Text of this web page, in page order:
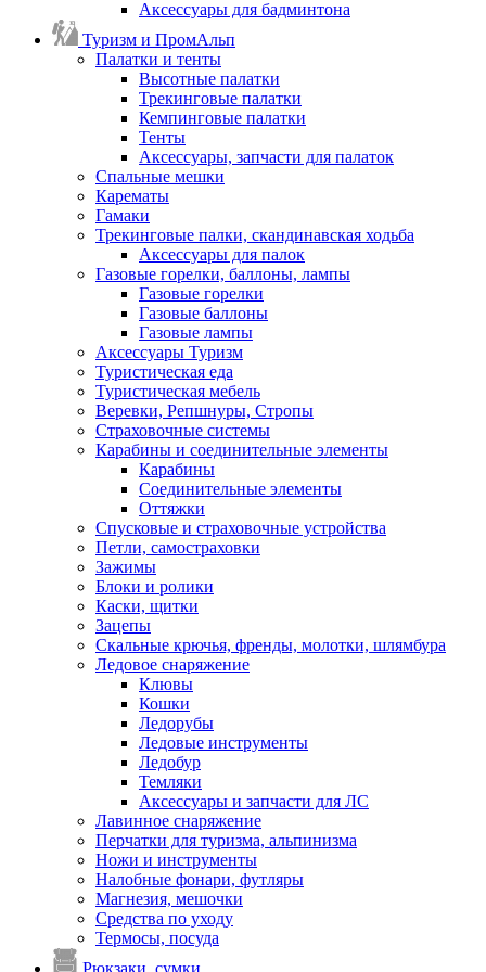
Аксессуары для бадминтона
Туризм и ПромАльп
Палатки и тенты
Высотные палатки
Трекинговые палатки
Кемпинговые палатки
Тенты
Аксессуары, запчасти для палаток
Спальные мешки
Карематы
Гамаки
Трекинговые палки, скандинавская ходьба
Аксессуары для палок
Газовые горелки, баллоны, лампы
Газовые горелки
Газовые баллоны
Газовые лампы
Аксессуары Туризм
Туристическая еда
Туристическая мебель
Веревки, Репшнуры, Стропы
Страховочные системы
Карабины и соединительные элементы
Карабины
Соединительные элементы
Оттяжки
Спусковые и страховочные устройства
Петли, самостраховки
Зажимы
Блоки и ролики
Каски, щитки
Зацепы
Скальные крючья, френды, молотки, шлямбура
Ледовое снаряжение
Клювы
Кошки
Ледорубы
Ледовые инструменты
Ледобур
Темляки
Аксессуары и запчасти для ЛС
Лавинное снаряжение
Перчатки для туризма, альпинизма
Ножи и инструменты
Налобные фонари, футляры
Магнезия, мешочки
Средства по уходу
Термосы, посуда